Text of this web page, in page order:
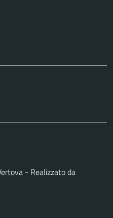
- Realizzato da